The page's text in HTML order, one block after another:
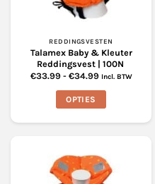
productpagina
REDDINGSVESTEN
Talamex Baby & Kleuter
Reddingsvest | 100N
€33.99 - €34.99Prijsklasse:
tot
Incl. BTW
OPTIES
meerdere
variaties.